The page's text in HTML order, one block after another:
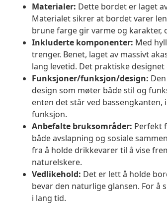
Materialer: Dette bordet er laget
Materialet sikrer at bordet varer
brune farge gir varme og karakter,
Inkluderte komponenter: Med
trenger. Benet, laget av massivt
lang levetid. Det praktiske
Funksjoner/funksjon/design:
design som møter både stil og
enten det står ved
funksjon.
Anbefalte bruksområder: Perfekt
både avslapning og sosiale
fra å holde drikkevarer til å vise
naturelskere.
Vedlikehold: Det er lett å holde
bevar den naturlige glansen. For
i lang tid.